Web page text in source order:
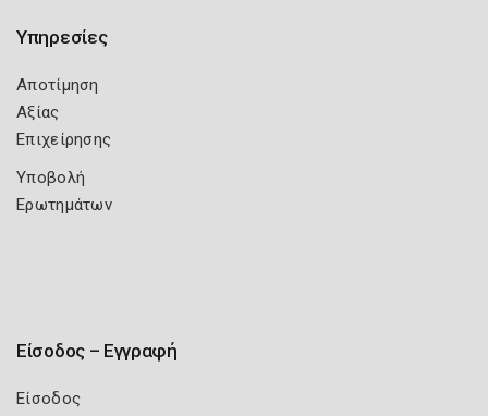
Υπηρεσίες
Αποτίμηση
Αξίας
Επιχείρησης
Υποβολή
Ερωτημάτων
Είσοδος – Εγγραφή
Είσοδος